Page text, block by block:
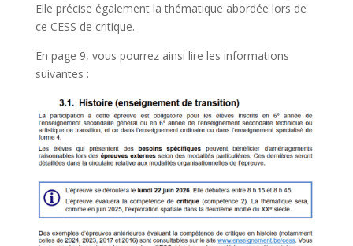
Elle précise également la thématique abordée lors de
ce CESS de critique.
En page 9, vous pourrez ainsi lire les informations
suivantes :